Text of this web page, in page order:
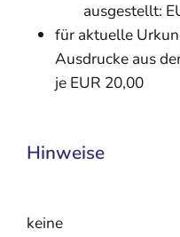
ausgestellt:
für aktuelle
Ausdrucke aus
je EUR 20,00
Hinweise
keine